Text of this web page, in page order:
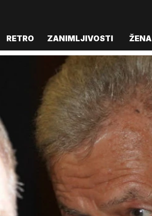
RETRO ZANIMLJIVOSTI ŽENA